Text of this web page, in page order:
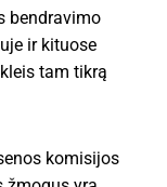
bendravimo
ir kituose
tam tikrą
komisijos